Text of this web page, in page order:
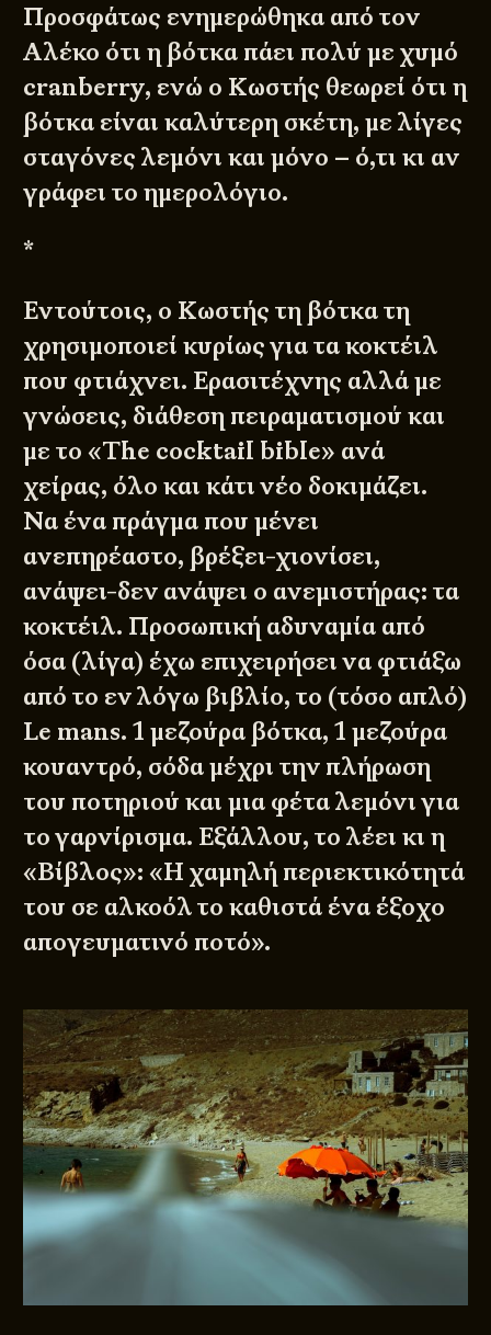
Προσφάτως ενημερώθηκα από τον
Αλέκο ότι η βότκα πάει πολύ με χυμό
cranberry, ενώ ο Κωστής θεωρεί ότι η
βότκα είναι καλύτερη σκέτη, με λίγες
σταγόνες λεμόνι και μόνο – ό,τι κι αν
γράφει το ημερολόγιο.
*
Εντούτοις, ο Κωστής τη βότκα τη
χρησιμοποιεί κυρίως για τα κοκτέιλ
που φτιάχνει. Ερασιτέχνης αλλά με
γνώσεις, διάθεση πειραματισμού και
με το «The cocktail bible» ανά
χείρας, όλο και κάτι νέο δοκιμάζει.
Να ένα πράγμα που μένει
ανεπηρέαστο, βρέξει-χιονίσει,
ανάψει-δεν ανάψει ο ανεμιστήρας: τα
κοκτέιλ. Προσωπική αδυναμία από
όσα (λίγα) έχω επιχειρήσει να φτιάξω
από το εν λόγω βιβλίο, το (τόσο απλό)
Le mans. 1 μεζούρα βότκα, 1 μεζούρα
κουαντρό, σόδα μέχρι την πλήρωση
του ποτηριού και μια φέτα λεμόνι για
το γαρνίρισμα. Εξάλλου, το λέει κι η
«Βίβλος»: «Η χαμηλή περιεκτικότητά
του σε αλκοόλ το καθιστά ένα έξοχο
απογευματινό ποτό».